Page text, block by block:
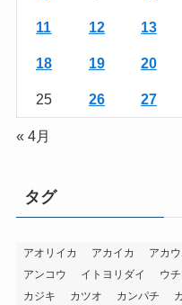
11 12 13
18 19 20
25 26 27
« 4月
タグ
アオリイカ アカイカ アカ
アンコウ
イトヨリダイ ウ
カジキ
カツオ カンパチ